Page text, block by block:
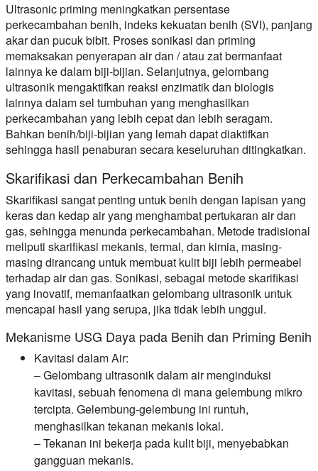
Ultrasonic priming meningkatkan persentase
perkecambahan benih, indeks kekuatan benih (SVI), panjang
akar dan pucuk bibit. Proses sonikasi dan priming
memaksakan penyerapan air dan / atau zat bermanfaat
lainnya ke dalam biji-bijian. Selanjutnya, gelombang
ultrasonik mengaktifkan reaksi enzimatik dan biologis
lainnya dalam sel tumbuhan yang menghasilkan
perkecambahan yang lebih cepat dan lebih seragam.
Bahkan benih/biji-bijian yang lemah dapat diaktifkan
sehingga hasil penaburan secara keseluruhan ditingkatkan.
Skarifikasi dan Perkecambahan Benih
Skarifikasi sangat penting untuk benih dengan lapisan yang
keras dan kedap air yang menghambat pertukaran air dan
gas, sehingga menunda perkecambahan. Metode tradisional
meliputi skarifikasi mekanis, termal, dan kimia, masing-
masing dirancang untuk membuat kulit biji lebih permeabel
terhadap air dan gas. Sonikasi, sebagai metode skarifikasi
yang inovatif, memanfaatkan gelombang ultrasonik untuk
mencapai hasil yang serupa, jika tidak lebih unggul.
Mekanisme USG Daya pada Benih dan Priming Benih
Kavitasi dalam Air:
– Gelombang ultrasonik dalam air menginduksi
kavitasi, sebuah fenomena di mana gelembung mikro
tercipta. Gelembung-gelembung ini runtuh,
menghasilkan tekanan mekanis lokal.
– Tekanan ini bekerja pada kulit biji, menyebabkan
gangguan mekanis.